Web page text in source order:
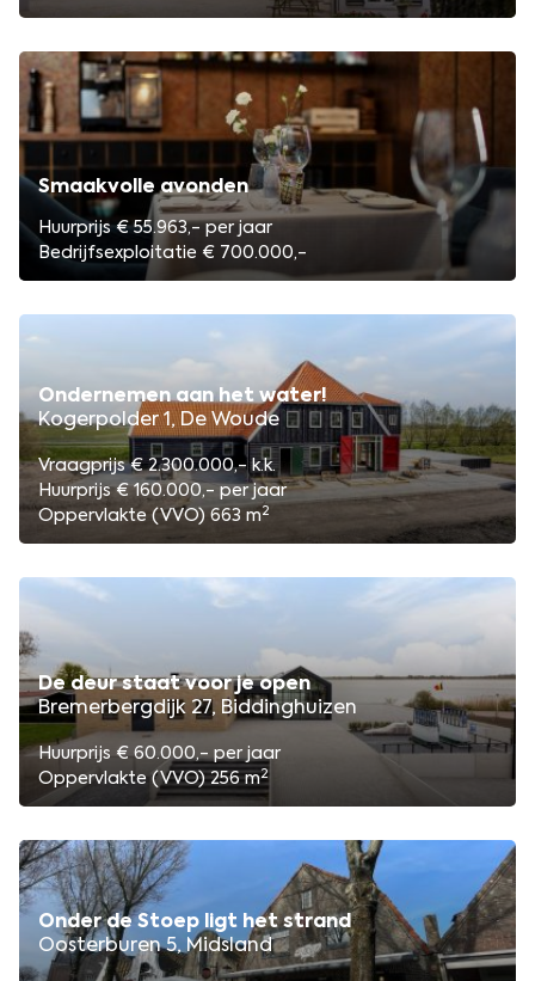
Smaakvolle avonden
Huurprijs € 55.963,- per jaar
Bedrijfsexploitatie € 700.000,-
Ondernemen aan het water!
Kogerpolder 1, De Woude
Vraagprijs € 2.300.000,- k.k.
Huurprijs € 160.000,- per jaar
Oppervlakte (VVO) 663 m2
De deur staat voor je open
Bremerbergdijk 27, Biddinghuizen
Huurprijs € 60.000,- per jaar
Oppervlakte (VVO) 256 m2
Onder de Stoep ligt het strand
Oosterburen 5, Midsland